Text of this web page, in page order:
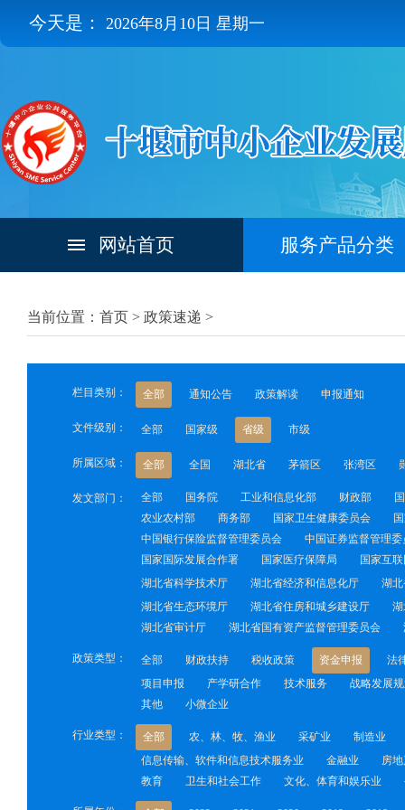
今天是： 2026年8月10日 星期一
网站首页 服务产品分类
当前位置：首页 > 政策速递 >
栏目类别： 全部 通知公告 政策解读 申报通知
文件级别： 全部 国家级 省级 市级
所属区域： 全部 全国 湖北省 茅箭区 张湾区
发文部门： 全部 国务院 工业和信息化部 财政部
农业农村部
商务部 国家卫生健康委员会
中国银行保险监督管理委员会
中国证券监督管理委
国家国际发展合作署
国家医疗保障局
国家互
湖北省科学技术厅
湖北省经济和信息化厅
湖
湖北省生态环境厅
湖北省住房和城乡建设厅
湖北省审计厅
湖北省国有资产监督管理委员会
政策类型： 全部 财政扶持 税收政策 资金申报
法
项目申报
产学研合作 技术服务
战略发展
其他
小微企业
行业类型： 全部 农、林、牧、渔业 采矿业
制造业
信息传输、软件和信息技术服务业
金融业
房
教育
卫生和社会工作 文化、体育和娱乐业